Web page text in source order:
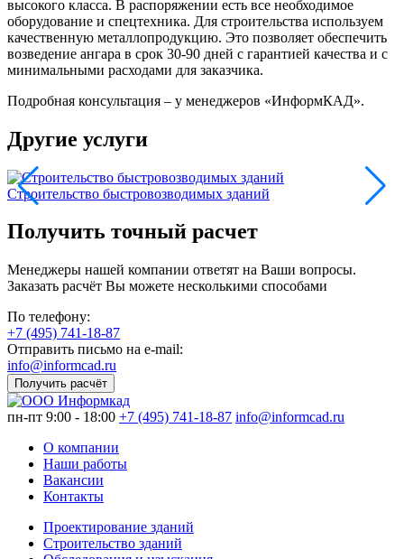
высокого класса. В распоряжении есть все необходимое
оборудование и спецтехника. Для строительства используем
качественную металлопродукцию. Это позволяет обеспечить
возведение ангара в срок 30-90 дней с гарантией качества и с
минимальными расходами для заказчика.
Подробная консультация – у менеджеров «ИнформКАД».
Другие услуги
Строительство быстровозводимых зданий
Получить точный расчет
Менеджеры нашей компании ответят на Ваши вопросы.
Заказать расчёт Вы можете несколькими способами
По телефону:
+7 (495) 741-18-87
Отправить письмо на e-mail:
info@informcad.ru
Получить расчёт
пн-пт 9:00 - 18:00 +7 (495) 741-18-87 info@informcad.ru
О компании
Наши работы
Вакансии
Контакты
Проектирование зданий
Строительство зданий